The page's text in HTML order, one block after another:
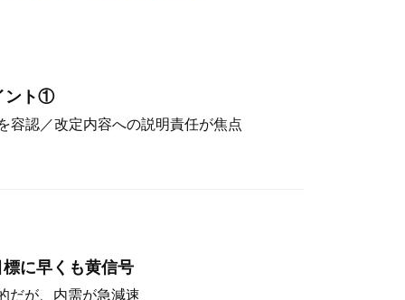
ント①
容認／改定内容への説明責任が焦点
に早くも黄信号
だが、内需が急減速